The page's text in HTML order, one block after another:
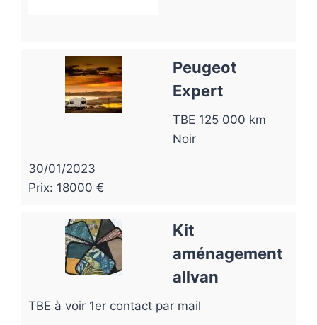
Peugeot
Expert
TBE 125 000 km
Noir
30/01/2023
Prix: 18000 €
Kit
aménagement
allvan
TBE à voir 1er contact par mail